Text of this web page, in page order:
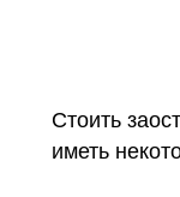
Стоить
иметь